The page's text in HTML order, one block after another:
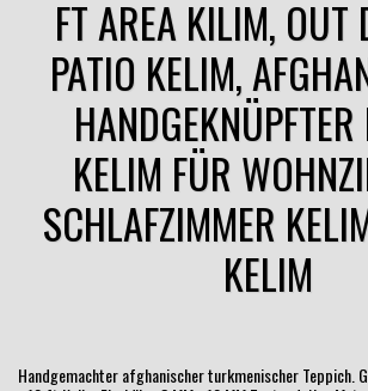
FT AREA KILIM, OUT
PATIO KELIM,
KELIM FÜR
SCHLAFZIMMER
KELIM
Handgemachter afghanischer turkmenischer Teppich.